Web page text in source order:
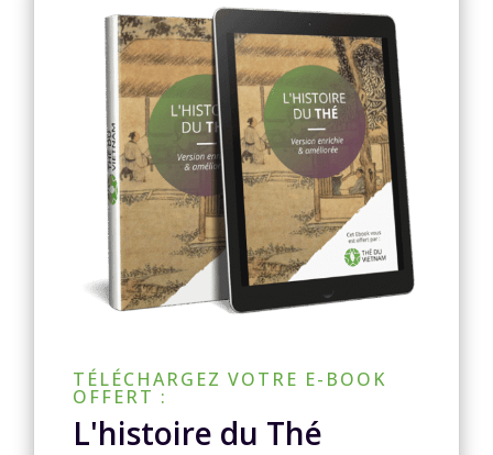
TÉLÉCHARGEZ VOTRE E-BOOK
OFFERT :
L'histoire du Thé